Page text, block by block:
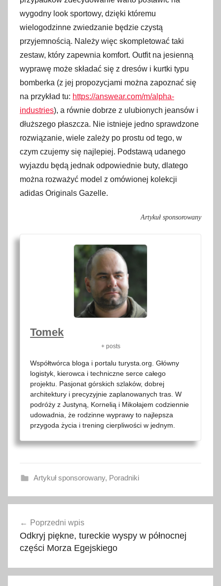
wygodny look sportowy, dzięki któremu
wielogodzinne zwiedzanie będzie czystą
przyjemnością. Należy więc skompletować taki
zestaw, który zapewnia komfort. Outfit na jesienną
wyprawę może składać się z dresów i kurtki typu
bomberka (z jej propozycjami można zapoznać się
na przykład tu: https://answear.com/m/alpha-
industries), a równie dobrze z ulubionych jeansów i
dłuższego płaszcza. Nie istnieje jedno sprawdzone
rozwiązanie, wiele zależy po prostu od tego, w
czym czujemy się najlepiej. Podstawą udanego
wyjazdu będą jednak odpowiednie buty, dlatego
można rozważyć model z omówionej kolekcji
adidas Originals Gazelle.
Artykuł sponsorowany
Tomek
+ posts
Współtwórca bloga i portalu turysta.org. Główny
logistyk, kierowca i techniczne serce całego
projektu. Pasjonat górskich szlaków, dobrej
architektury i precyzyjnie zaplanowanych tras. W
podróży z Justyną, Kornelią i Mikołajem codziennie
udowadnia, że rodzinne wyprawy to najlepsza
przygoda życia i trening cierpliwości w jednym.
Artykuł sponsorowany, Poradniki
b
b
wpisu
Poprzedni wpis
Odkryj piękne, tureckie wyspy w północnej
części Morza Egejskiego